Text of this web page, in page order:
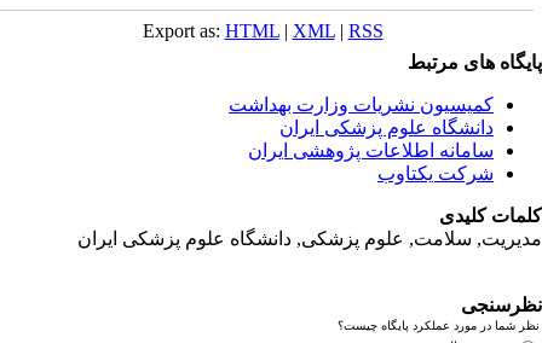
Export as:HTML |XML|RSS
های مرتبط
کمیسیون نشریات وزارت بهداشت
دانشگاه علوم پزشکی ایران
سامانه اطلاعات پژوهشی ایران
شرکت یکتاوب
کلیدی
سلامت, علوم پزشکی, دانشگاه علوم پزشکی ایران
شما در مورد عملکرد پایگاه چیست؟